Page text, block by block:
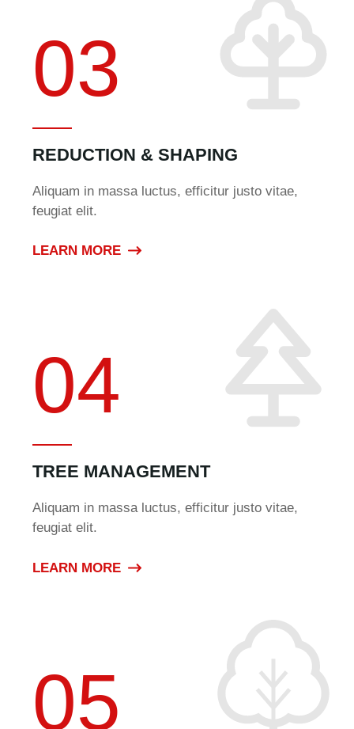
03
REDUCTION & SHAPING
Aliquam in massa luctus, efficitur justo vitae,
feugiat elit.
LEARN MORE
04
TREE MANAGEMENT
Aliquam in massa luctus, efficitur justo vitae,
feugiat elit.
LEARN MORE
05